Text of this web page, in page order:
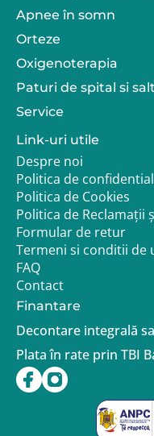
Apnee în somn
Orteze
Oxigenoterapia
Paturi de spital si
Service
Link-uri utile
Despre noi
Politica de
Politica de Cookies
Politica de Reclamații
Formular de retur
Termeni si conditii de
FAQ
Contact
Finantare
Decontare integrală
Plata în rate prin TBI